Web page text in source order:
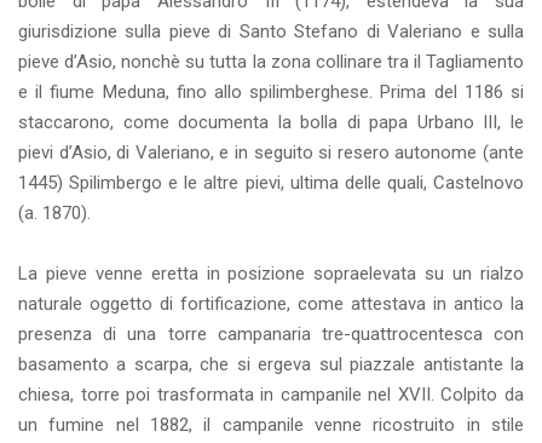
giurisdizione sulla pieve di Santo Stefano di Valeriano e sulla
pieve d’Asio, nonchè su tutta la zona collinare tra il Tagliamento
e il fiume Meduna, fino allo spilimberghese. Prima del 1186 si
staccarono, come documenta la bolla di papa Urbano III, le
pievi d’Asio, di Valeriano, e in seguito si resero autonome (ante
1445) Spilimbergo e le altre pievi, ultima delle quali, Castelnovo
(a. 1870).
La pieve venne eretta in posizione sopraelevata su un rialzo
naturale oggetto di fortificazione, come attestava in antico la
presenza di una torre campanaria tre-quattrocentesca con
basamento a scarpa, che si ergeva sul piazzale antistante la
chiesa, torre poi trasformata in campanile nel XVII. Colpito da
un fumine nel 1882, il campanile venne ricostruito in stile